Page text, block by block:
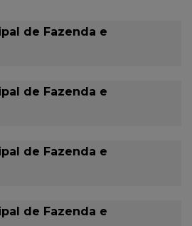
de Fazenda e
de Fazenda e
de Fazenda e
de Fazenda e